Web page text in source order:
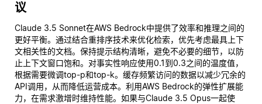
议
Claude 3.5 Sonnet在AWS Bedrock中提供了效率和推理之间的
更好平衡。通过结合重排序技术来优化检索，优先考虑最具上下
文相关性的文档。保持提示结构清晰，避免不必要的细节，以防
止上下文窗口饱和。对事实性响应使用0.1到0.3之间的温度值，
根据需要微调top-p和top-k。缓存频繁访问的数据以减少冗余的
API调用，从而降低运营成本。利用AWS Bedrock的弹性扩展能
力，在需求激增时维持性能。如果与Claude 3.5 Opus一起使